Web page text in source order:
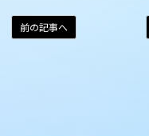
前の記事へ